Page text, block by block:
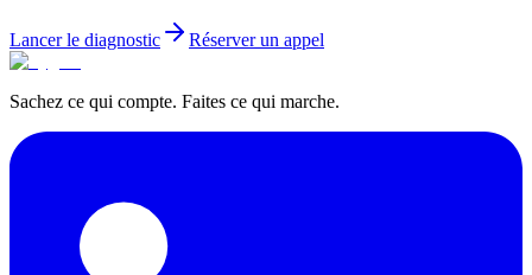
Lancer le diagnostic Réserver un appel
Sachez ce qui compte. Faites ce qui marche.